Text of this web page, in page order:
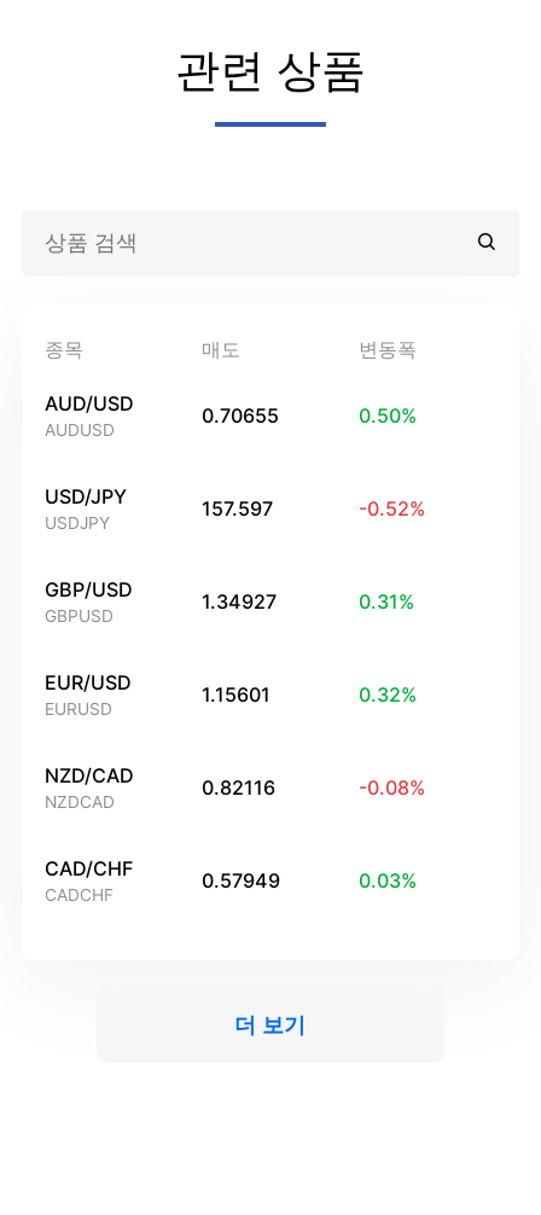
관련 상품
종목 매도 변동폭
AUD/USD
AUDUSD
0.70655 0.50%
USD/JPY
USDJPY
157.597 -0.52%
GBP/USD
GBPUSD
1.34927 0.31%
EUR/USD
EURUSD
1.15601 0.32%
NZD/CAD
NZDCAD
0.82116 -0.08%
CAD/CHF
CADCHF
0.57949 0.03%
더 보기